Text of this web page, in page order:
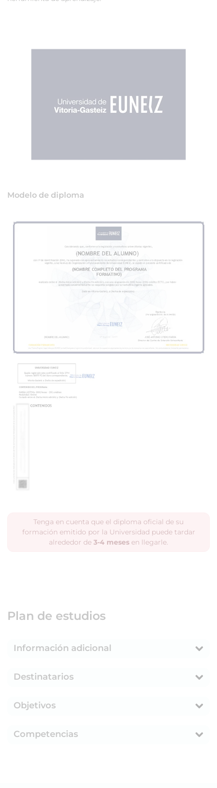
Modelo de diploma
Tenga en cuenta que el diploma oficial de su
formación emitido por la Universidad puede tardar
alrededor de 3-4 meses en llegarle.
Plan de estudios
Información adicional
Destinatarios
Objetivos
Competencias